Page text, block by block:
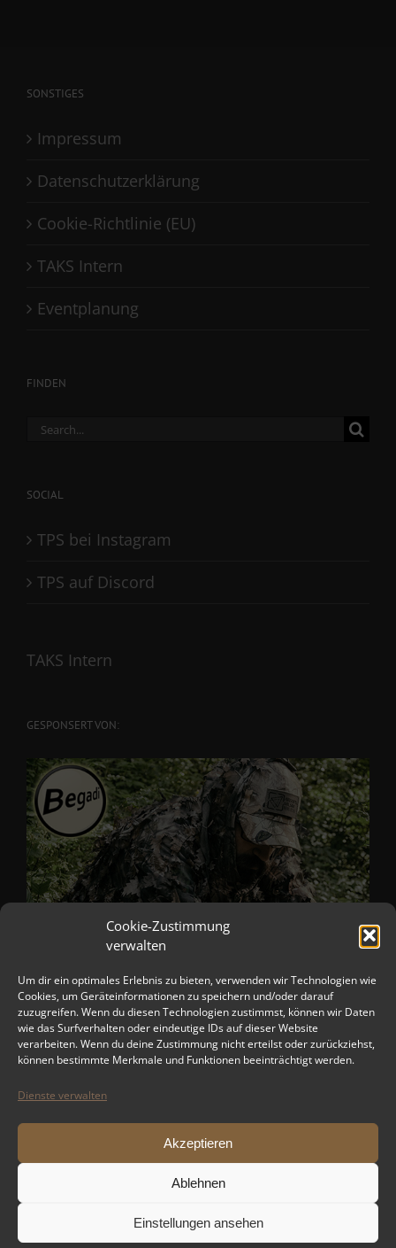
Cookie-Zustimmung
verwalten
Um dir ein optimales Erlebnis zu bieten, verwenden wir Technologien wie
Cookies, um Geräteinformationen zu speichern und/oder darauf
zuzugreifen. Wenn du diesen Technologien zustimmst, können wir Daten
wie das Surfverhalten oder eindeutige IDs auf dieser Website
verarbeiten. Wenn du deine Zustimmung nicht erteilst oder zurückziehst,
können bestimmte Merkmale und Funktionen beeinträchtigt werden.
Dienste verwalten
Akzeptieren
Ablehnen
Einstellungen ansehen
SONSTIGES
Impressum
Datenschutzerklärung
Cookie-Richtlinie (EU)
TAKS Intern
Eventplanung
FINDEN
Search
SOCIAL
TPS bei Instagram
TPS auf Discord
TAKS Intern
GESPONSERT VON: